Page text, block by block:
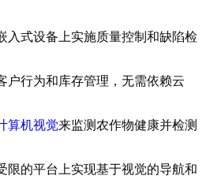
入式设备上实施质量控制和缺陷检
户行为和库存管理，无需依赖云
算机视觉来监测农作物健康并检测
限的平台上实现基于视觉的导航和